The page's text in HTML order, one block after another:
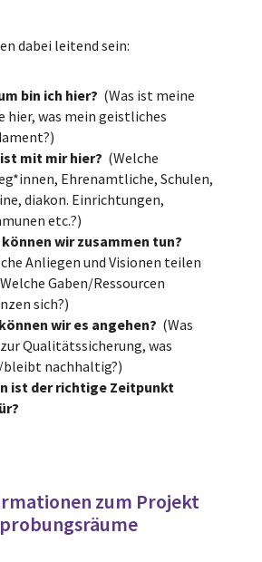
dabei leitend sein:
bin ich hier? (Was ist meine
hier, was mein geistliches
mit mir hier? (Welche
Ehrenamtliche, Schulen,
diakon. Einrichtungen,
etc.?)
können wir zusammen tun?
Anliegen und Visionen teilen
Gaben/Ressourcen
sich?)
wir es angehen? (Was
Qualitätssicherung, was
nachhaltig?)
ist der richtige Zeitpunkt
zum Projekt